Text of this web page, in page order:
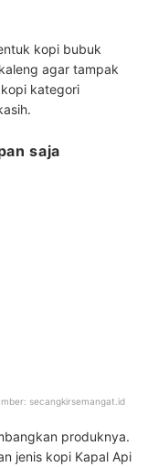
kopi bubuk
agar tampak
kategori
saja
secangkirsemangat.id
produknya.
jenis kopi Kapal Api